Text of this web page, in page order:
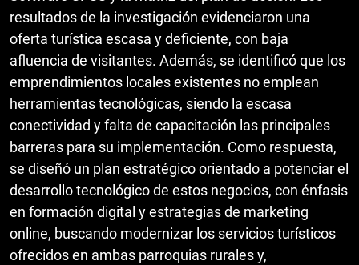
resultados de la investigación evidenciaron una
oferta turística escasa y deficiente, con baja
afluencia de visitantes. Además, se identificó que los
emprendimientos locales existentes no emplean
herramientas tecnológicas, siendo la escasa
conectividad y falta de capacitación las principales
barreras para su implementación. Como respuesta,
se diseñó un plan estratégico orientado a potenciar el
desarrollo tecnológico de estos negocios, con énfasis
en formación digital y estrategias de marketing
online, buscando modernizar los servicios turísticos
ofrecidos en ambas parroquias rurales y,